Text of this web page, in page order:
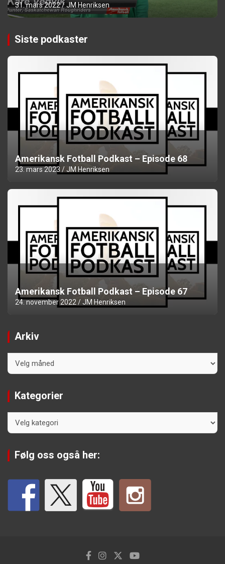
31. mars 2022 JM Henriksen
Siste podkaster
Amerikansk Fotball Podkast – Episode 68
23. mars 2023 JM Henriksen
Amerikansk Fotball Podkast – Episode 67
24. november 2022 JM Henriksen
Arkiv
Kategorier
Følg oss også her: